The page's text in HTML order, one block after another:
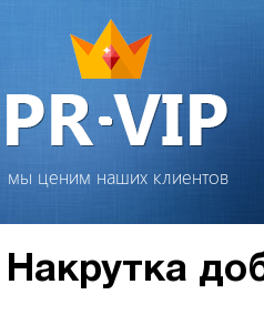
мы ценим наших клиентов
Накрутка